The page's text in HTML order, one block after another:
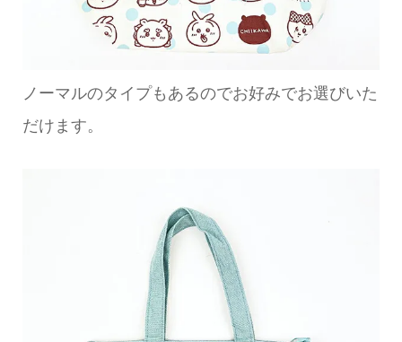
ノーマルのタイプもあるのでお好みでお選びいた
だけます。